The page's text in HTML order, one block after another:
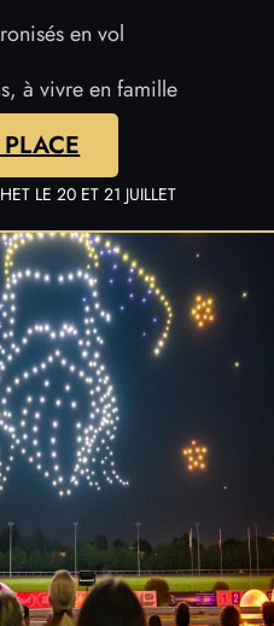
en vol
à vivre en famille
LE 20 ET 21 JUILLET